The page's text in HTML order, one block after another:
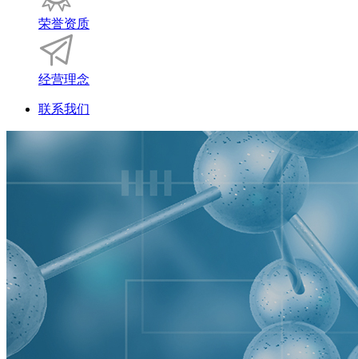
荣誉资质
经营理念
联系我们